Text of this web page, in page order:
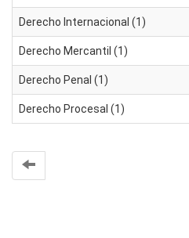
Derecho Internacional (1)
Derecho Mercantil (1)
Derecho Penal (1)
Derecho Procesal (1)